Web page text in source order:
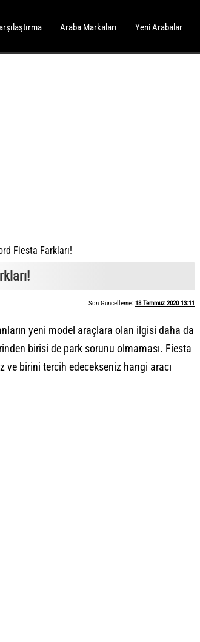
Araba Markaları Yeni Arabalar
Fiesta Farkları!
Son Güncelleme: 18 Temmuz 2020 13:11
yeni model araçlara olan ilgisi daha da
birisi de park sorunu olmaması. Fiesta
ve birini tercih edecekseniz hangi aracı